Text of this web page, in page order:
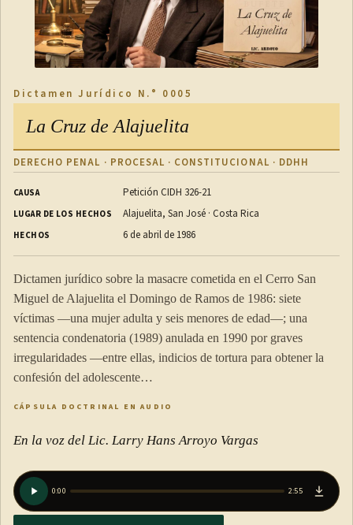
Dictamen Jurídico N.° 0005
La Cruz de Alajuelita
DERECHO PENAL · PROCESAL · CONSTITUCIONAL · DDHH
CAUSA Petición CIDH 326-21
LUGAR DE LOS HECHOS Alajuelita, San José · Costa Rica
HECHOS 6 de abril de 1986
Dictamen jurídico sobre la masacre cometida en el Cerro San
Miguel de Alajuelita el Domingo de Ramos de 1986: siete
víctimas —una mujer adulta y seis menores de edad—; una
sentencia condenatoria (1989) anulada en 1990 por graves
irregularidades —entre ellas, indicios de tortura para obtener la
confesión del adolescente…
CÁPSULA DOCTRINAL EN AUDIO
En la voz del Lic. Larry Hans Arroyo Vargas
0:00 2:55